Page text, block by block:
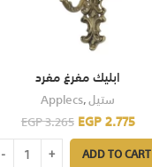
ابليك مفرغ مفرد
Applecs,ستيل
EGP3.265EGP2.775
ADD TO CART